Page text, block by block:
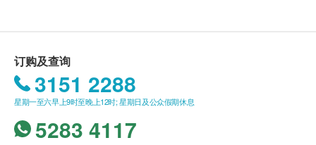
转让给第三者及／或退款。如有争议，健康网购
health.ESDlife 及毅力医护健康集团保留最后决定
权。
出验身报告。如须讲解报告，请先致电中心预约，
客户可选择以下方式领取报告：
(1) 亲身领取：客户亲身往毅力综合医护体检中心
领取报告，并由本中心医生或註册护士亲自讲解报
告；
订购及查询
3151 2288
星期一至六早上9时至晚上12时; 星期日及公众假期休息
5283 4117